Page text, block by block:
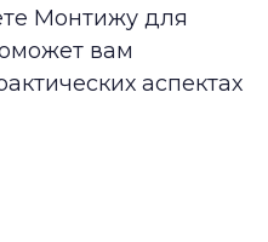
Монтижу для
вам
аспектах